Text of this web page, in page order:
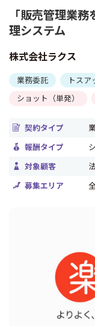
「販売管理業
理システム
株式会社ラクス
業務委託 トスア
ショット（単発）
契約タイプ
報酬タイプ
対象顧客
募集エリア